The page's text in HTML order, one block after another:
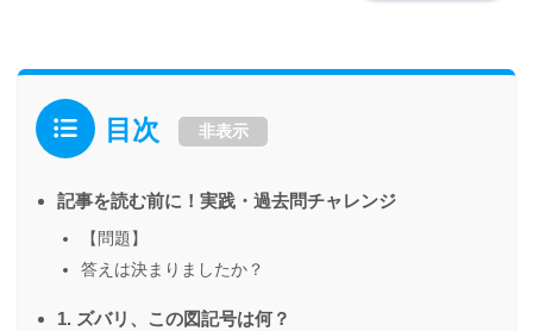
目次 非表示
記事を読む前に！実践・過去問チャレンジ
【問題】
答えは決まりましたか？
1. ズバリ、この図記号は何？